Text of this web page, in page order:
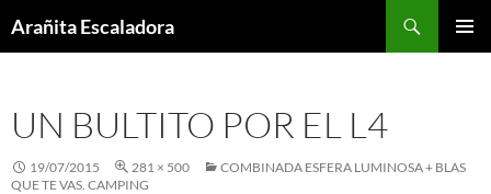
toArañita Escaladora
UN BULTITO POR EL L4
19/07/2015 281 × 500
COMBINADA ESFERA LUMINOSA + BLAS
QUE TE VAS. CAMPING